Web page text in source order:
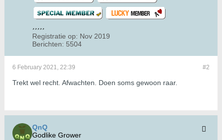
Registratie op: Nov 2019
Berichten: 5504
#2
6 February 2021, 22:39
Trekt wel recht. Afwachten. Doen soms gewoon raar.
QnQ
Godlike Grower